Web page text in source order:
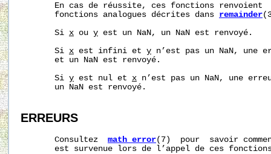
En cas de réussite, ces fonctions renvoient
       fonctions analogues décrites dans
remainder
       Si
x ou y est un NaN, un NaN est renvoyé.
       Si
x est infini et y n’est pas un NaN, une
       et un NaN est renvoyé.
       Si
y est nul et x n’est pas un NaN, une
       un NaN est renvoyé.
ERREURS
       Consultez
math_error(7)  pour  savoir
est survenue lors de l’appel de ces